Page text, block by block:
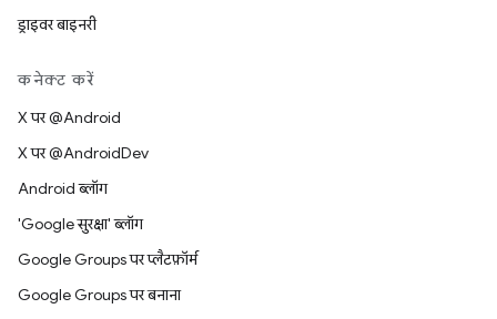
ड्राइवर बाइनरी
कनेक्ट करें
X पर @Android
X पर @AndroidDev
Android ब्लॉग
'Google सुरक्षा' ब्लॉग
Google Groups पर प्लैटफ़ॉर्म
Google Groups पर बनाना